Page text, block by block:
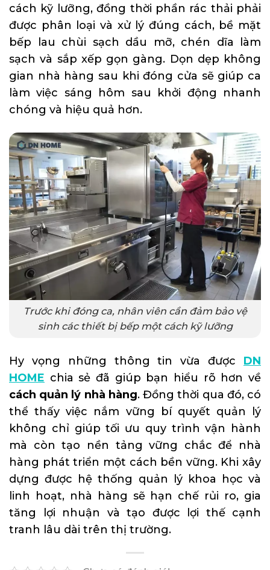
cách kỹ lưỡng, đồng thời phần rác thải phải
được phân loại và xử lý đúng cách, bề mặt
bếp lau chùi sạch dầu mỡ, chén dĩa làm
sạch và sắp xếp gọn gàng. Dọn dẹp không
gian nhà hàng sau khi đóng cửa sẽ giúp ca
làm việc sáng hôm sau khởi động nhanh
chóng và hiệu quả hơn.
Trước khi đóng ca, nhân viên cần đảm bảo vệ
sinh các thiết bị bếp một cách kỹ lưỡng
Hy vọng những thông tin vừa được DN
HOME chia sẻ đã giúp bạn hiểu rõ hơn về
cách quản lý nhà hàng. Đồng thời qua đó, có
thể thấy việc nắm vững bí quyết quản lý
không chỉ giúp tối ưu quy trình vận hành
mà còn tạo nền tảng vững chắc để nhà
hàng phát triển một cách bền vững. Khi xây
dựng được hệ thống quản lý khoa học và
linh hoạt, nhà hàng sẽ hạn chế rủi ro, gia
tăng lợi nhuận và tạo được lợi thế cạnh
tranh lâu dài trên thị trường.